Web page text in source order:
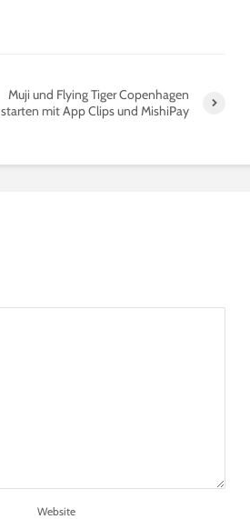
Muji und Flying Tiger Copenhagen
starten mit App Clips und MishiPay
Website